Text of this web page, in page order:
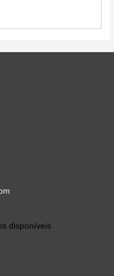
disponíveis